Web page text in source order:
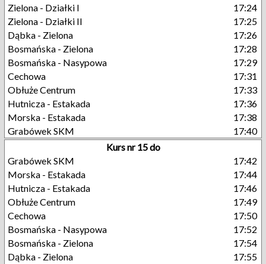
Zielona - Działki I
17:24
Zielona - Działki II
17:25
Dąbka - Zielona
17:26
Bosmańska - Zielona
17:28
Bosmańska - Nasypowa
17:29
Cechowa
17:31
Obłuże Centrum
17:33
Hutnicza - Estakada
17:36
Morska - Estakada
17:38
Grabówek SKM
17:40
Kurs nr 15 do
Grabówek SKM
17:42
Morska - Estakada
17:44
Hutnicza - Estakada
17:46
Obłuże Centrum
17:49
Cechowa
17:50
Bosmańska - Nasypowa
17:52
Bosmańska - Zielona
17:54
Dąbka - Zielona
17:55